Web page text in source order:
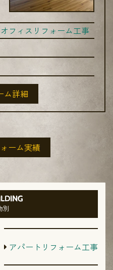
フィスリフォーム工事
ム詳細
ーム実績
別
アパートリフォーム工事